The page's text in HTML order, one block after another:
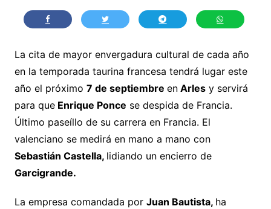
La cita de mayor envergadura cultural de cada año
en la temporada taurina francesa tendrá lugar este
año el próximo 7 de septiembre enArlesy servirá
para queEnrique Ponce se despida de Francia.
Último paseíllo de su carrera en Francia. El
valenciano se medirá en mano a mano con
Sebastián Castella, lidiando un encierro de
Garcigrande.
La empresa comandada por Juan Bautista, ha